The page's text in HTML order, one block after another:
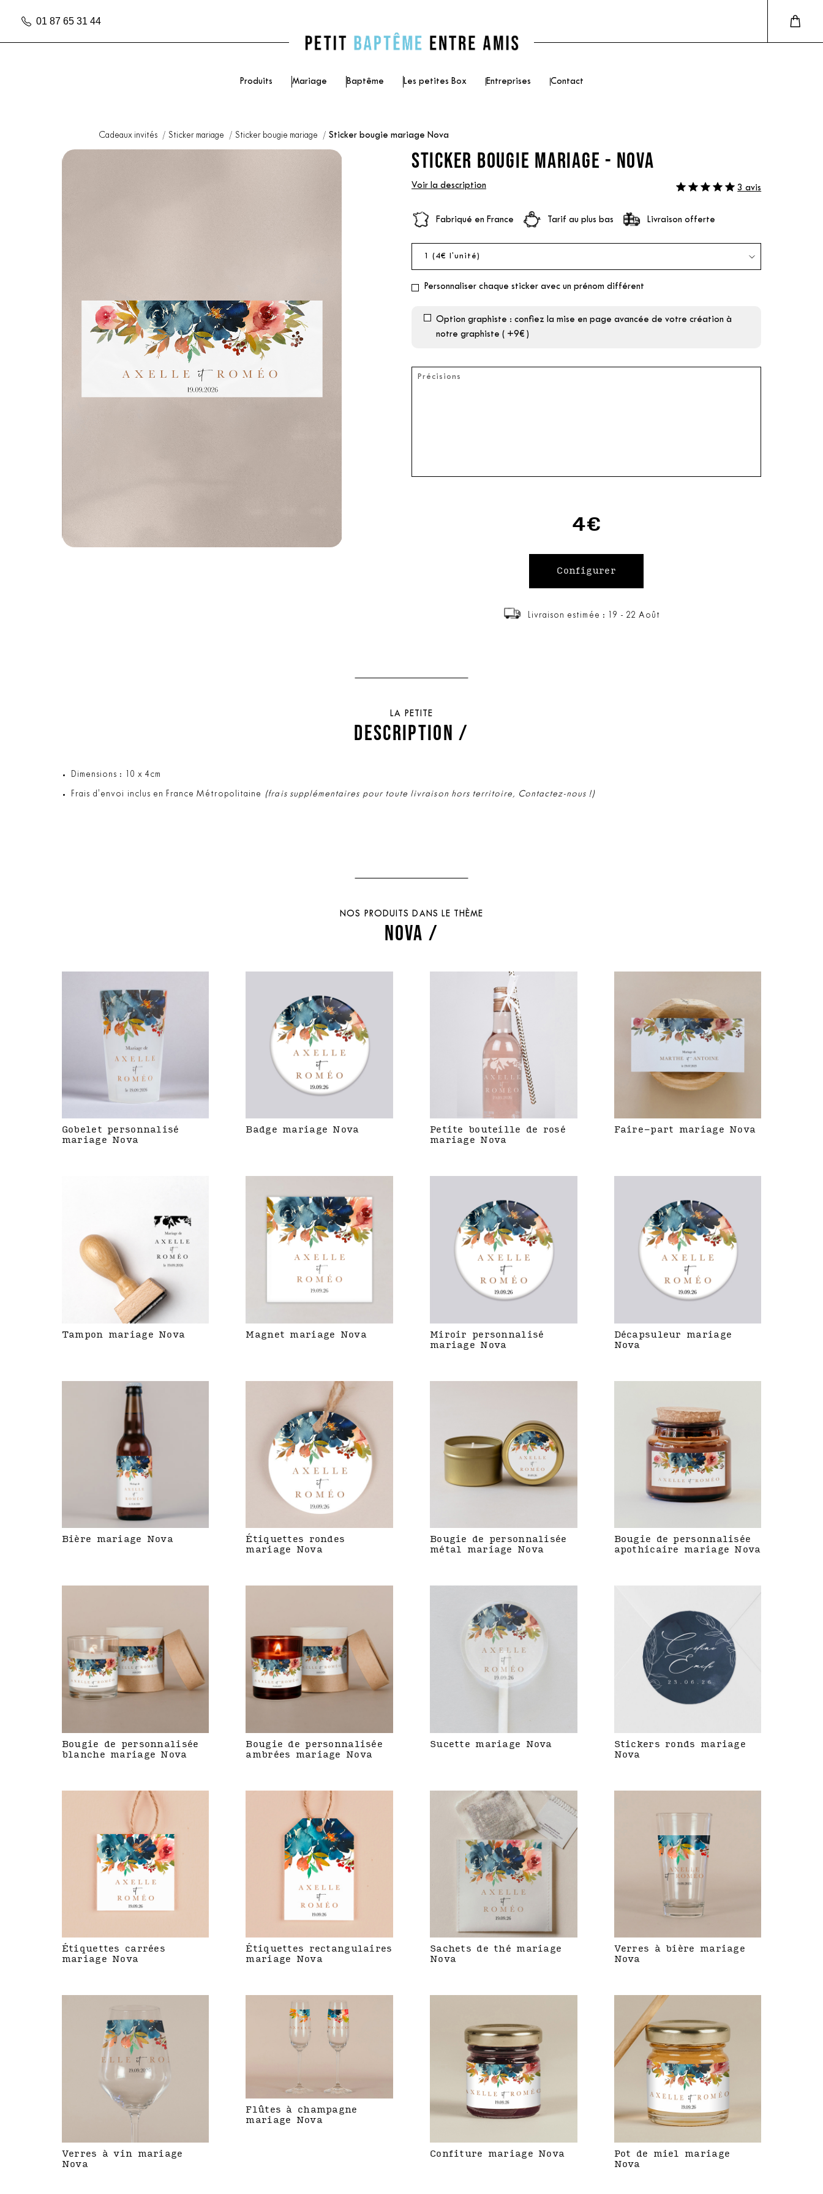
01 87 65 31 44
Produits Mariage Baptême Les petites Box Entreprises Contact
Cadeaux invités Sticker mariage Sticker bougie mariage Sticker bougie mariage Nova
STICKER BOUGIE MARIAGE - NOVA
Voir la description 3 avis
Fabriqué en France Tarif au plus bas Livraison offerte
Personnaliser chaque sticker avec un prénom différent
Option graphiste : confiez la mise en page avancée de votre création à
notre graphiste ( +9€ )
4€
Livraison estimée : 19 - 22 Août
LA PETITE
DESCRIPTION /
Dimensions : 10 x 4cm
Frais d'envoi inclus en France Métropolitaine (frais supplémentaires pour toute livraison hors territoire, Contactez-nous !)
NOS PRODUITS DANS LE THÈME
NOVA /
Gobelet personnalisé
mariage Nova
Badge mariage Nova
Petite bouteille de rosé
mariage Nova
Faire-part mariage Nova
Tampon mariage Nova Magnet mariage Nova
Miroir personnalisé
mariage Nova
Décapsuleur mariage
Nova
Bière mariage Nova
Étiquettes rondes
mariage Nova
Bougie de personnalisée
métal mariage Nova
Bougie de personnalisée
apothicaire mariage Nova
Bougie de personnalisée
blanche mariage Nova
Bougie de personnalisée
ambrées mariage Nova
Sucette mariage Nova
Stickers ronds mariage
Nova
Étiquettes carrées
mariage Nova
Étiquettes rectangulaires
mariage Nova
Sachets de thé mariage
Nova
Verres à bière mariage
Nova
Verres à vin mariage
Nova
Flûtes à champagne
mariage Nova
Confiture mariage Nova
Pot de miel mariage
Nova